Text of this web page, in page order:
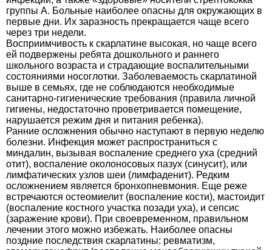
группы А. Больные наиболее опасны для окружающих в
первые дни. Их заразность прекращается чаще всего
через три недели.
Восприимчивость к скарлатине высокая, но чаще всего
ей подвержены ребята дошкольного и раннего
школьного возраста и страдающие воспалительными
состояниями носоглотки. Заболеваемость скарлатиной
выше в семьях, где не соблюдаются необходимые
санитарно-гигиенические требования (правила личной
гигиены, недостаточно проветривается помещение,
нарушается режим дня и питания ребенка).
Ранние осложнения обычно наступают в первую неделю
болезни. Инфекция может распространиться с
миндалин, вызывая воспаление среднего уха (средний
отит), воспаление околоносовых пазух (синусит), или
лимфатических узлов шеи (лимфаденит). Редким
осложнением является бронхопневмония. Еще реже
встречаются остеомиелит (воспаление кости), мастоидит
(воспаление костного участка позади уха), и сепсис
(заражение крови). При своевременном, правильном
лечении этого можно избежать. Наиболее опасны
поздние последствия скарлатины: ревматизм,